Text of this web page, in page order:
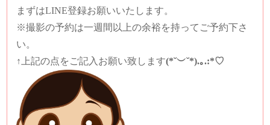
まずはLINE登録お願いいたします。
※撮影の予約は一週間以上の余裕を持ってご予約下さ
い。
↑上記の点をご記入お願い致します(*˘︶˘*).｡.:*♡